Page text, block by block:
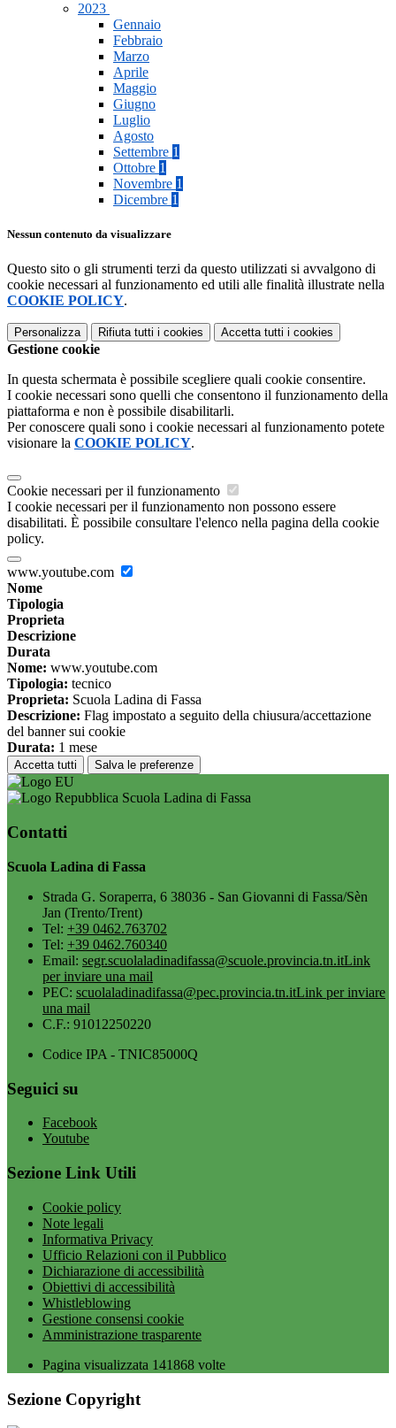
2023
Gennaio
Febbraio
Marzo
Aprile
Maggio
Giugno
Luglio
Agosto
Settembre 1
Ottobre 1
Novembre 1
Dicembre 1
Nessun contenuto da visualizzare
Questo sito o gli strumenti terzi da questo utilizzati si avvalgono di
cookie necessari al funzionamento ed utili alle finalità illustrate nella
COOKIE POLICY.
Personalizza Rifiuta tutti i cookies Accetta tutti i cookies
Gestione cookie
In questa schermata è possibile scegliere quali cookie consentire.
I cookie necessari sono quelli che consentono il funzionamento della
piattaforma e non è possibile disabilitarli.
Per conoscere quali sono i cookie necessari al funzionamento potete
visionare la COOKIE POLICY.
Cookie necessari per il funzionamento
I cookie necessari per il funzionamento non possono essere
disabilitati. È possibile consultare l'elenco nella pagina della cookie
policy.
www.youtube.com
Nome
Tipologia
Proprieta
Descrizione
Durata
Nome: www.youtube.com
Tipologia: tecnico
Proprieta: Scuola Ladina di Fassa
Descrizione: Flag impostato a seguito della chiusura/accettazione
del banner sui cookie
Durata: 1 mese
Accetta tutti Salva le preferenze
Scuola Ladina di Fassa
Contatti
Scuola Ladina di Fassa
Strada G. Soraperra, 6 38036 - San Giovanni di Fassa/Sèn
Jan (Trento/Trent)
Tel: +39 0462.763702
Tel: +39 0462.760340
Email: segr.scuolaladinadifassa@scuole.provincia.tn.itLink
per inviare una mail
PEC: scuolaladinadifassa@pec.provincia.tn.itLink per inviare
una mail
C.F.: 91012250220
Codice IPA - TNIC85000Q
Seguici su
Facebook
Youtube
Sezione Link Utili
Cookie policy
Note legali
Informativa Privacy
Ufficio Relazioni con il Pubblico
Dichiarazione di accessibilità
Obiettivi di accessibilità
Whistleblowing
Gestione consensi cookie
Amministrazione trasparente
Pagina visualizzata 141868 volte
Sezione Copyright